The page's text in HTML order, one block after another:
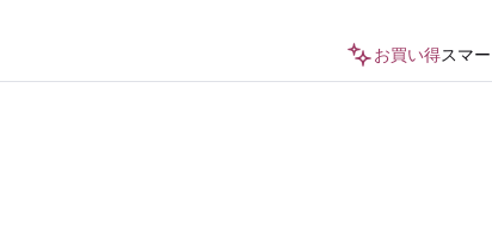
お買い得スマ